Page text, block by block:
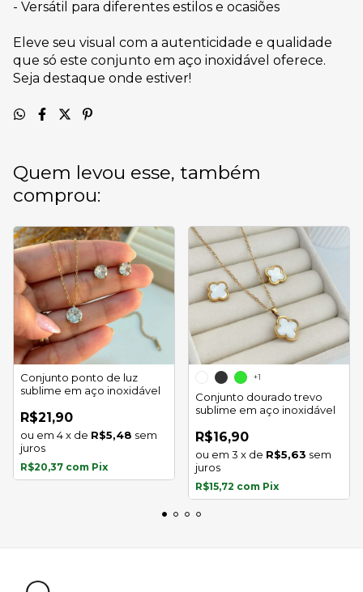
- Versátil para diferentes estilos e ocasiões
Eleve seu visual com a autenticidade e qualidade
que só este conjunto em aço inoxidável oferece.
Seja destaque onde estiver!
Quem levou esse, também
comprou:
Conjunto ponto de luz
sublime em aço inoxidável
R$21,90
4x de R$5,48 sem
juros
R$20,37 com Pix
Conjunto dourado trevo
sublime em aço inoxidável
R$16,90
3 x de R$5,63 sem
juros
R$15,72 com Pix
+1